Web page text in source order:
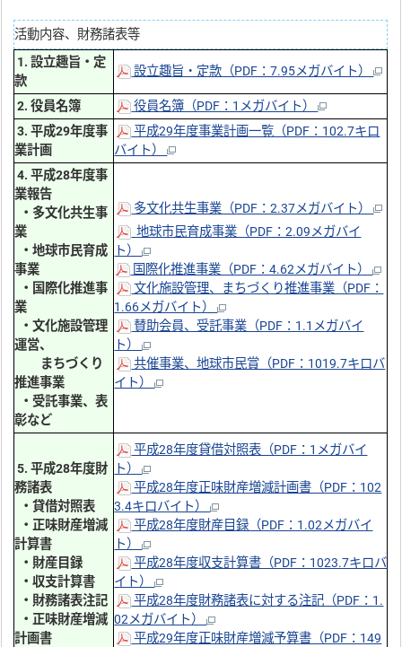
活動内容、財務諸表等
1. 設立趣旨・定
款
設立趣旨・定款（PDF：7.95メガバイト）
2. 役員名簿
役員名簿（PDF：1メガバイト）
3. 平成29年度事
業計画
平成29年度事業計画一覧（PDF：102.7キロ
バイト）
4. 平成28年度事
業報告
・多文化共生事
業
・地球市民育成
事業
・国際化推進事
業
・文化施設管理
運営、
まちづくり
推進事業
・受託事業、表
彰など
多文化共生事業（PDF：2.37メガバイト）
地球市民育成事業（PDF：2.09メガバイ
ト）
国際化推進事業（PDF：4.62メガバイト）
文化施設管理、まちづくり推進事業（PDF：
1.66メガバイト）
賛助会員、受託事業（PDF：1.1メガバイ
ト）
共催事業、地球市民賞（PDF：1019.7キロバ
イト）
5. 平成28年度財
務諸表
・貸借対照表
・正味財産増減
計算書
・財産目録
・収支計算書
・財務諸表注記
・正味財産増減
計画書
平成28年度貸借対照表（PDF：1メガバイ
ト）
平成28年度正味財産増減計画書（PDF：102
3.4キロバイト）
平成28年度財産目録（PDF：1.02メガバイ
ト）
平成28年度収支計算書（PDF：1023.7キロバ
イト）
平成28年度財務諸表に対する注記（PDF：1.
02メガバイト）
平成29年度正味財産増減予算書（PDF：149